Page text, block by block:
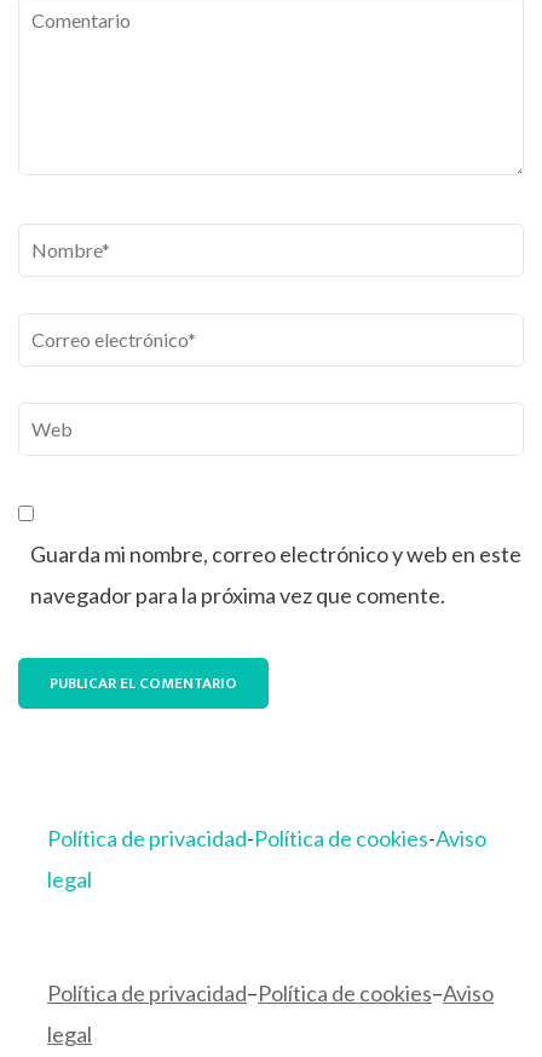
Comentario
Nombre*
Correo
electrónico*
Web
Guarda mi nombre, correo electrónico y web en este
navegador para la próxima vez que comente.
Política de privacidad-Política de cookies-Aviso
legal
Política de privacidad–Política de cookies–Aviso
legal